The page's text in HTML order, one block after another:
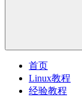
首页
Linux教程
经验教程